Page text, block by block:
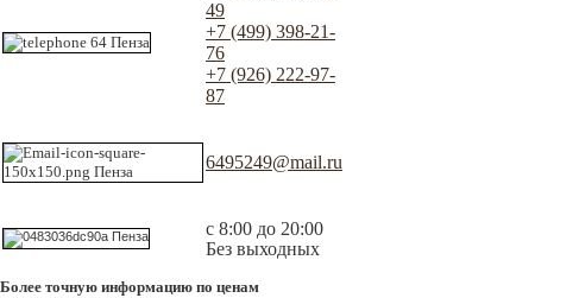
49
+7 (499) 398-21-
76
+7 (926) 222-97-
87
6495249@mail.ru
с 8:00 до 20:00
Без выходных
Более точную информацию по ценам